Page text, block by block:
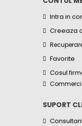
Intra in
Creeaza
Favorite
Cosul
SUPORT